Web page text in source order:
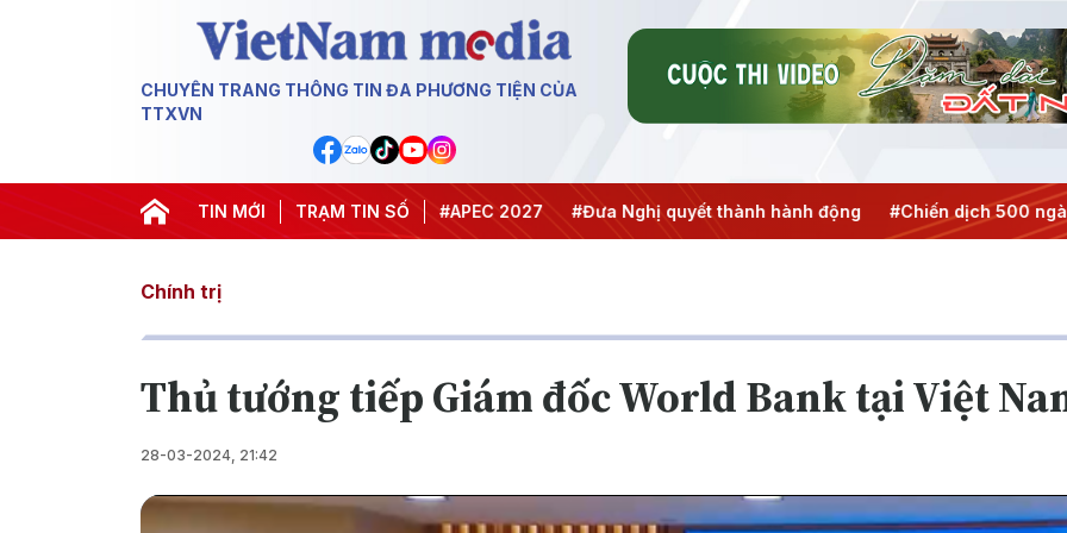
CHUYÊN TRANG THÔNG TIN ĐA PHƯƠNG TIỆN CỦA
TTXVN
TIN MỚI TRẠM TIN SỐ
#Hội nghị Trung ương 3 #APEC 2027 #Đưa Nghị quyết thành hành động #Chiến dịch 500 ngày đêm
Chính trị
Thủ tướng tiếp Giám đốc World Bank tại Việt
28-03-2024, 21:42